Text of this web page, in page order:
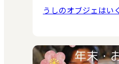
うしのオブジェはい